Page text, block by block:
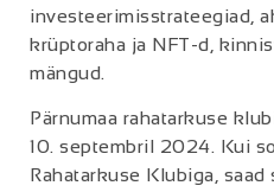
investeerimisstrateegiad,
krüptoraha ja NFT-d,
mängud.
Pärnumaa rahatarkuse
10. septembril 2024. Kui
Rahatarkuse Klubiga, saad